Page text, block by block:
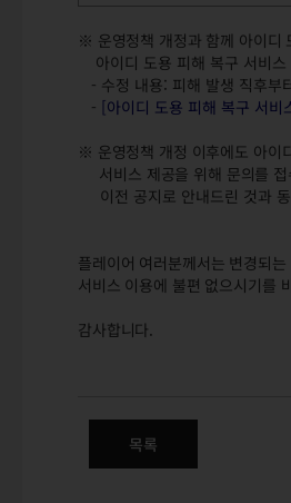
※ 운영정책 개정과 함께 아이디
아이디 도용 피해 복구 서비스
- 수정 내용: 피해 발생 직후
- [아이디 도용 피해 복구 서비
※ 운영정책 개정 이후에도 아이
서비스 제공을 위해 문의를 접
이전 공지로 안내드린 것과
플레이어 여러분께서는 변경되
서비스 이용에 불편 없으시기를
감사합니다.
목록